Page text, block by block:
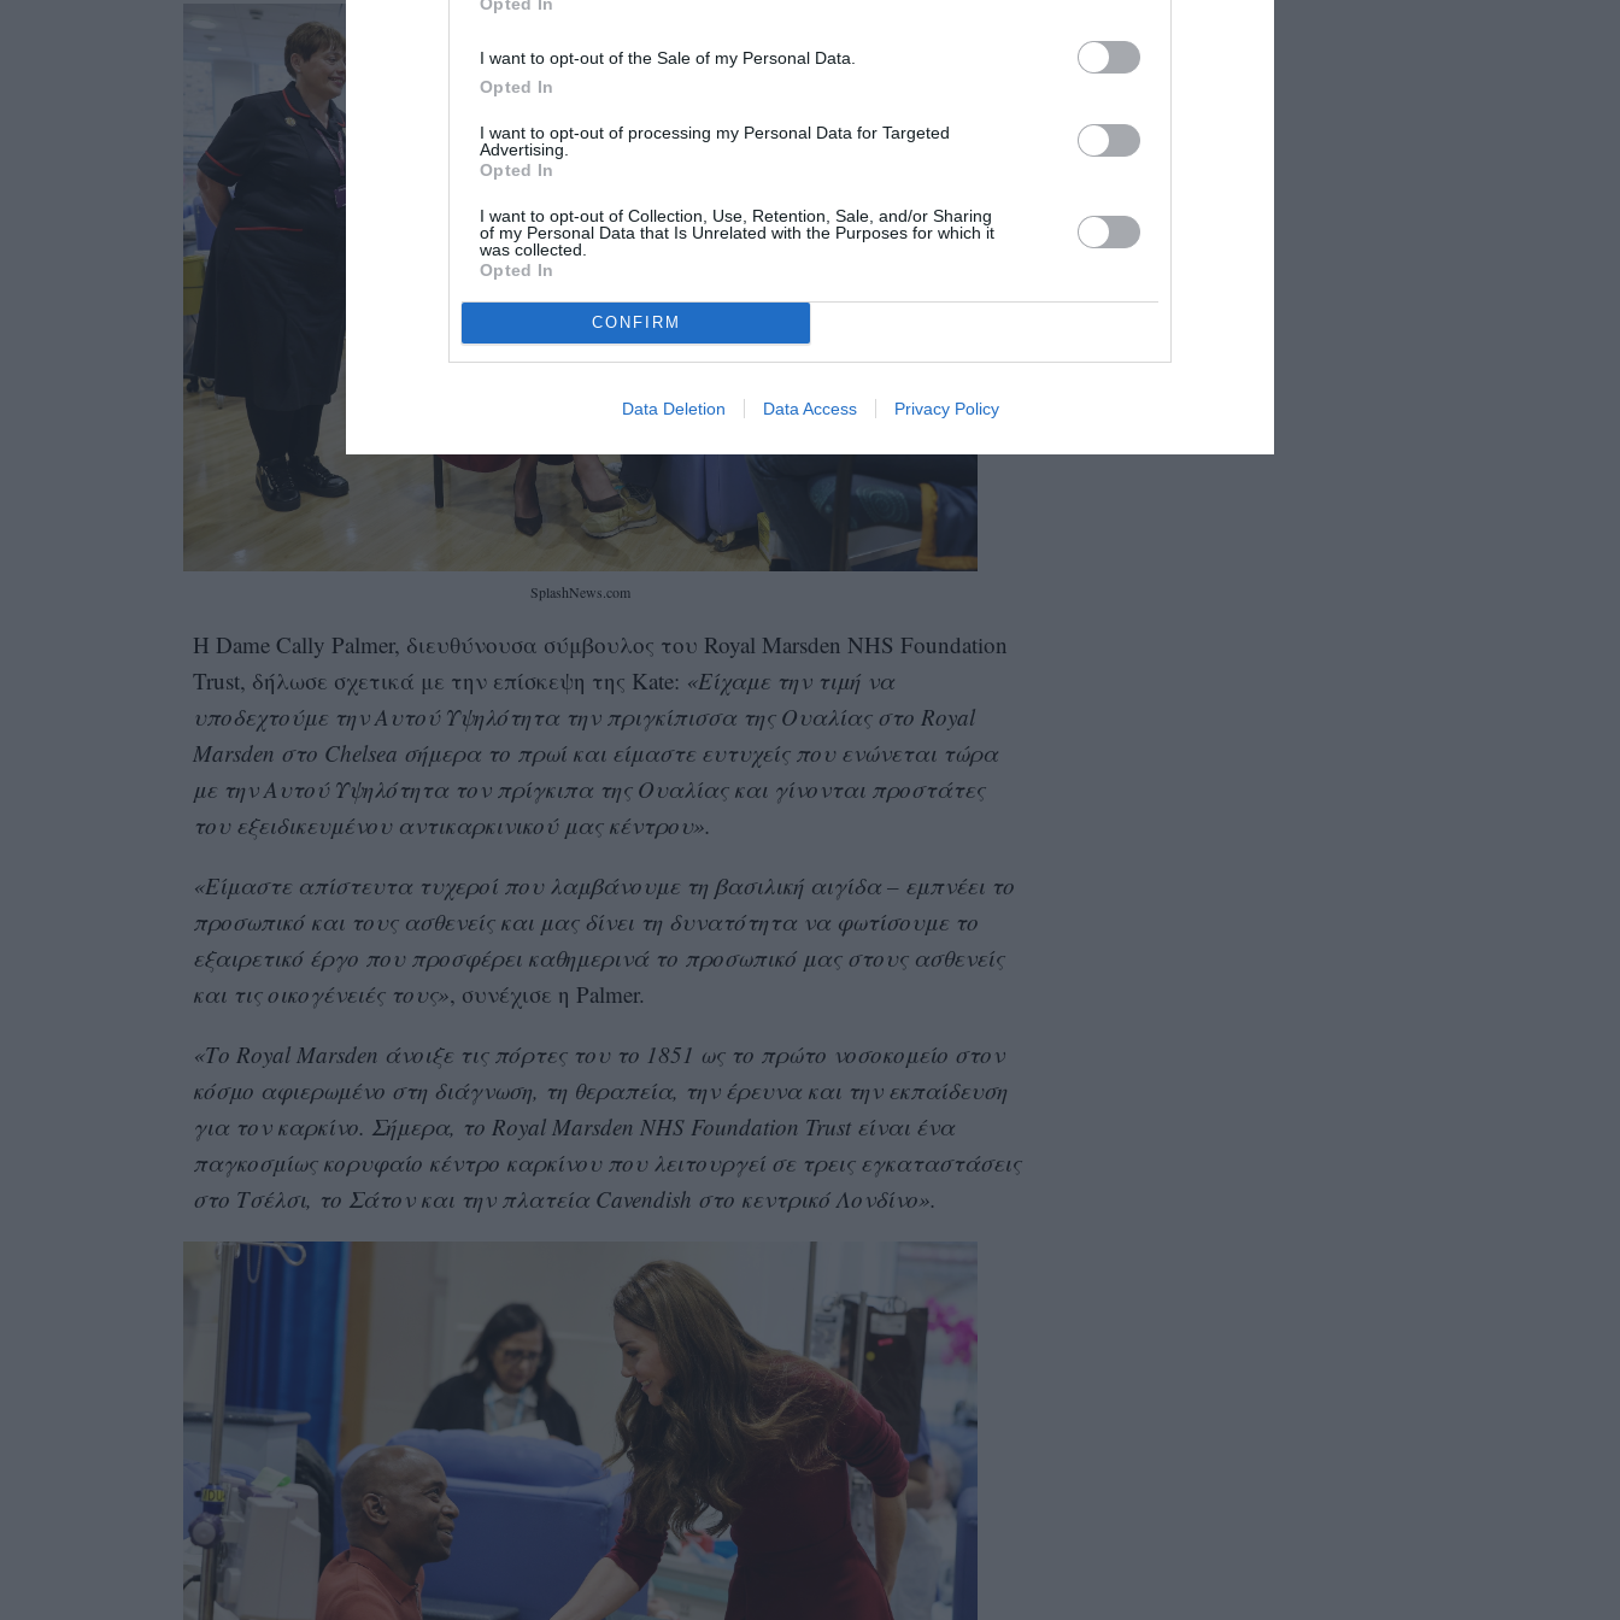
I want to opt-out of the Sale of my Personal Data.
Opted In
I want to opt-out of processing my Personal Data for Targeted
Advertising.
Opted In
I want to opt-out of Collection, Use, Retention, Sale, and/or Sharing
of my Personal Data that Is Unrelated with the Purposes for which it
was collected.
Opted In
CONFIRM
Data Deletion Data Access Privacy Policy
SplashNews.com
Η Dame Cally Palmer, διευθύνουσα σύμβουλος του Royal Marsden NHS Foundation
Trust, δήλωσε σχετικά με την επίσκεψη της Kate: «Είχαμε την τιμή να
υποδεχτούμε την Αυτού Υψηλότητα την πριγκίπισσα της Ουαλίας στο Royal
Marsden στο Chelsea σήμερα το πρωί και είμαστε ευτυχείς που ενώνεται τώρα
με την Αυτού Υψηλότητα τον πρίγκιπα της Ουαλίας και γίνονται προστάτες
του εξειδικευμένου αντικαρκινικού μας κέντρου».
«Είμαστε απίστευτα τυχεροί που λαμβάνουμε τη βασιλική αιγίδα – εμπνέει το
προσωπικό και τους ασθενείς και μας δίνει τη δυνατότητα να φωτίσουμε το
εξαιρετικό έργο που προσφέρει καθημερινά το προσωπικό μας στους ασθενείς
και τις οικογένειές τους», συνέχισε η Palmer.
«Το Royal Marsden άνοιξε τις πόρτες του το 1851 ως το πρώτο νοσοκομείο στον
κόσμο αφιερωμένο στη διάγνωση, τη θεραπεία, την έρευνα και την εκπαίδευση
για τον καρκίνο. Σήμερα, το Royal Marsden NHS Foundation Trust είναι ένα
παγκοσμίως κορυφαίο κέντρο καρκίνου που λειτουργεί σε τρεις εγκαταστάσεις
στο Τσέλσι, το Σάτον και την πλατεία Cavendish στο κεντρικό Λονδίνο».